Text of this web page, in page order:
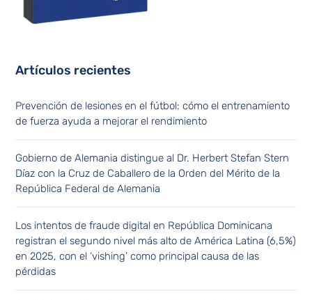
Artículos recientes
Prevención de lesiones en el fútbol: cómo el entrenamiento
de fuerza ayuda a mejorar el rendimiento
Gobierno de Alemania distingue al Dr. Herbert Stefan Stern
Díaz con la Cruz de Caballero de la Orden del Mérito de la
República Federal de Alemania
Los intentos de fraude digital en República Dominicana
registran el segundo nivel más alto de América Latina (6,5%)
en 2025, con el ‘vishing’ como principal causa de las
pérdidas